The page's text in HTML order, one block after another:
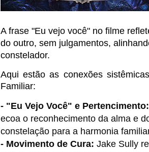
A frase "Eu vejo você" no filme
do outro, sem julgamentos,
constelador.
Aqui estão as conexões
Familiar:
- "Eu Vejo Você" e Pertencimento:
ecoa o reconhecimento da alma e
constelação para a harmonia
- Movimento de Cura: Jake Sully